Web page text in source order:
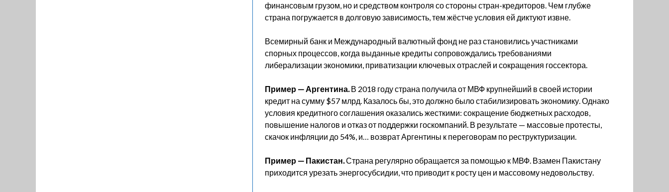
финансовым грузом, но и средством контроля со стороны стран-кредиторов. Чем глубже
страна погружается в долговую зависимость, тем жёстче условия ей диктуют извне.
Всемирный банк и Международный валютный фонд не раз становились участниками
спорных процессов, когда выданные кредиты сопровождались требованиями
либерализации экономики, приватизации ключевых отраслей и сокращения госсектора.
Пример — Аргентина.В 2018 году страна получила от МВФ крупнейший в своей истории
кредит на сумму $57 млрд. Казалось бы, это должно было стабилизировать экономику. Однако
условия кредитного соглашения оказались жесткими: сокращение бюджетных расходов,
повышение налогов и отказ от поддержки госкомпаний. В результате — массовые протесты,
скачок инфляции до 54%, и… возврат Аргентины к переговорам по реструктуризации.
Пример — Пакистан.Страна регулярно обращается за помощью к МВФ. Взамен Пакистану
приходится урезать энергосубсидии, что приводит к росту цен и массовому недовольству.